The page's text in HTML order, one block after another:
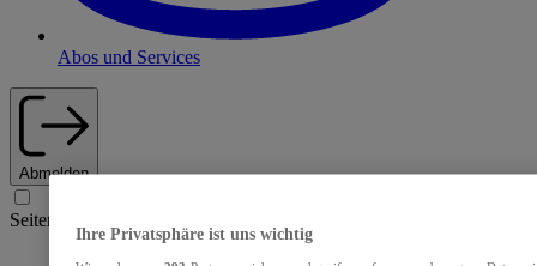
Abos und Services
Abmelden
Seiten Navigation
Ihre Privatsphäre ist uns wichtig